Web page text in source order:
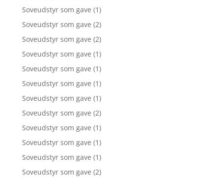
Soveudstyr som gave (1)
Soveudstyr som gave (2)
Soveudstyr som gave (2)
Soveudstyr som gave (1)
Soveudstyr som gave (1)
Soveudstyr som gave (1)
Soveudstyr som gave (1)
Soveudstyr som gave (2)
Soveudstyr som gave (1)
Soveudstyr som gave (1)
Soveudstyr som gave (1)
Soveudstyr som gave (2)